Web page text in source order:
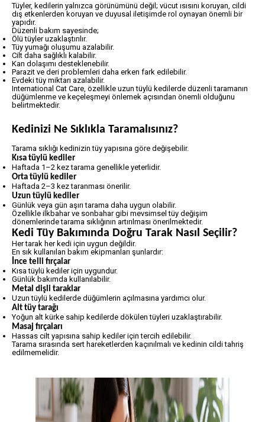
Tüyler, kedilerin yalnızca görünümünü değil; vücut ısısını koruyan, cildi
dış etkenlerden koruyan ve duyusal iletişimde rol oynayan önemli bir
yapıdır.
Düzenli bakım sayesinde;
Ölü tüyler uzaklaştırılır.
Tüy yumağı oluşumu azalabilir.
Cilt daha sağlıklı kalabilir.
Kan dolaşımı desteklenebilir.
Parazit ve deri problemleri daha erken fark edilebilir.
Evdeki tüy miktarı azalabilir.
International Cat Care, özellikle uzun tüylü kedilerde düzenli taramanın
düğümlenme ve keçeleşmeyi önlemek açısından önemli olduğunu
belirtmektedir.
Kedinizi Ne Sıklıkla Taramalısınız?
Tarama sıklığı kedinizin tüy yapısına göre değişebilir.
Kısa tüylü kediler
Haftada 1–2 kez tarama genellikle yeterlidir.
Orta tüylü kediler
Haftada 2–3 kez taranması önerilir.
Uzun tüylü kediler
Günlük veya gün aşırı tarama daha uygun olabilir.
Özellikle ilkbahar ve sonbahar gibi mevsimsel tüy değişim
dönemlerinde tarama sıklığının artırılması önerilmektedir.
Kedi Tüy Bakımında Doğru Tarak Nasıl Seçilir?
Her tarak her kedi için uygun değildir.
En sık kullanılan bakım ekipmanları şunlardır:
İnce telli fırçalar
Kısa tüylü kediler için uygundur.
Günlük bakımda kullanılabilir.
Metal dişli taraklar
Uzun tüylü kedilerde düğümlerin açılmasına yardımcı olur.
Alt tüy tarağı
Yoğun alt kürke sahip kedilerde dökülen tüyleri uzaklaştırabilir.
Masaj fırçaları
Hassas cilt yapısına sahip kediler için tercih edilebilir.
Tarama sırasında sert hareketlerden kaçınılmalı ve kedinin cildi tahriş
edilmemelidir.